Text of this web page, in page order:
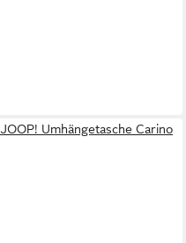
JOOP! Umhängetasche Carino